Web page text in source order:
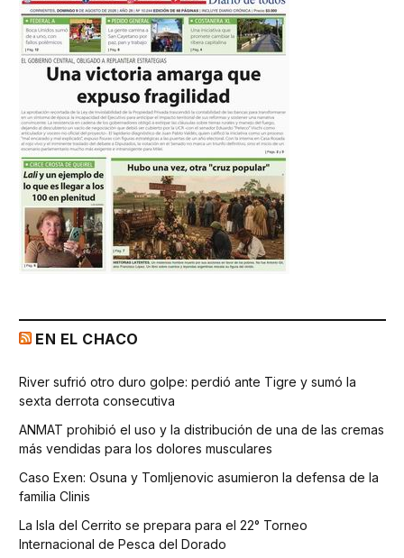
EN EL CHACO
River sufrió otro duro golpe: perdió ante Tigre y sumó la
sexta derrota consecutiva
ANMAT prohibió el uso y la distribución de una de las cremas
más vendidas para los dolores musculares
Caso Exen: Osuna y Tomljenovic asumieron la defensa de la
familia Clinis
La Isla del Cerrito se prepara para el 22° Torneo
Internacional de Pesca del Dorado